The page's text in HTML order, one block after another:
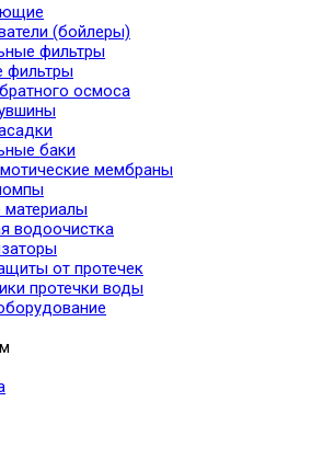
(бойлеры)
фильтры
фильтры
осмоса
баки
мембраны
водоочистка
от протечек
протечки воды